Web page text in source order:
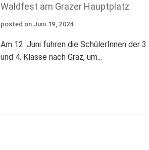
Waldfest am Grazer Hauptplatz
posted on Juni 19, 2024
Am 12. Juni fuhren die SchülerInnen der 3.
und 4. Klasse nach Graz, um...